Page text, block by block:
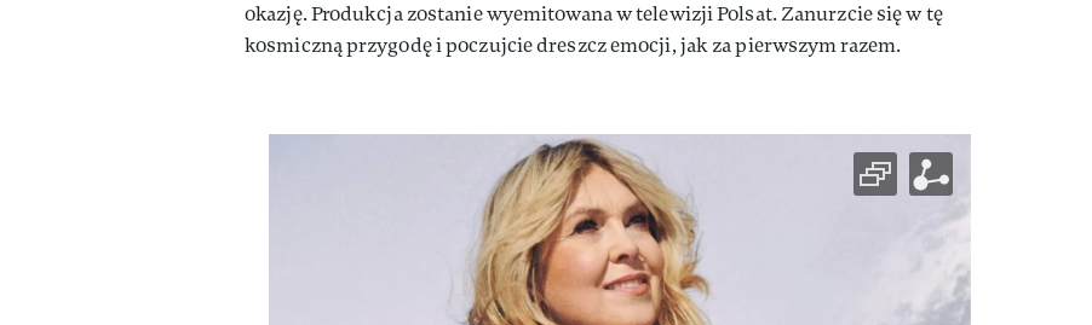
okazję. Produkcja zostanie wyemitowana w telewizji Polsat. Zanurzcie się w tę
kosmiczną przygodę i poczujcie dreszcz emocji, jak za pierwszym razem.